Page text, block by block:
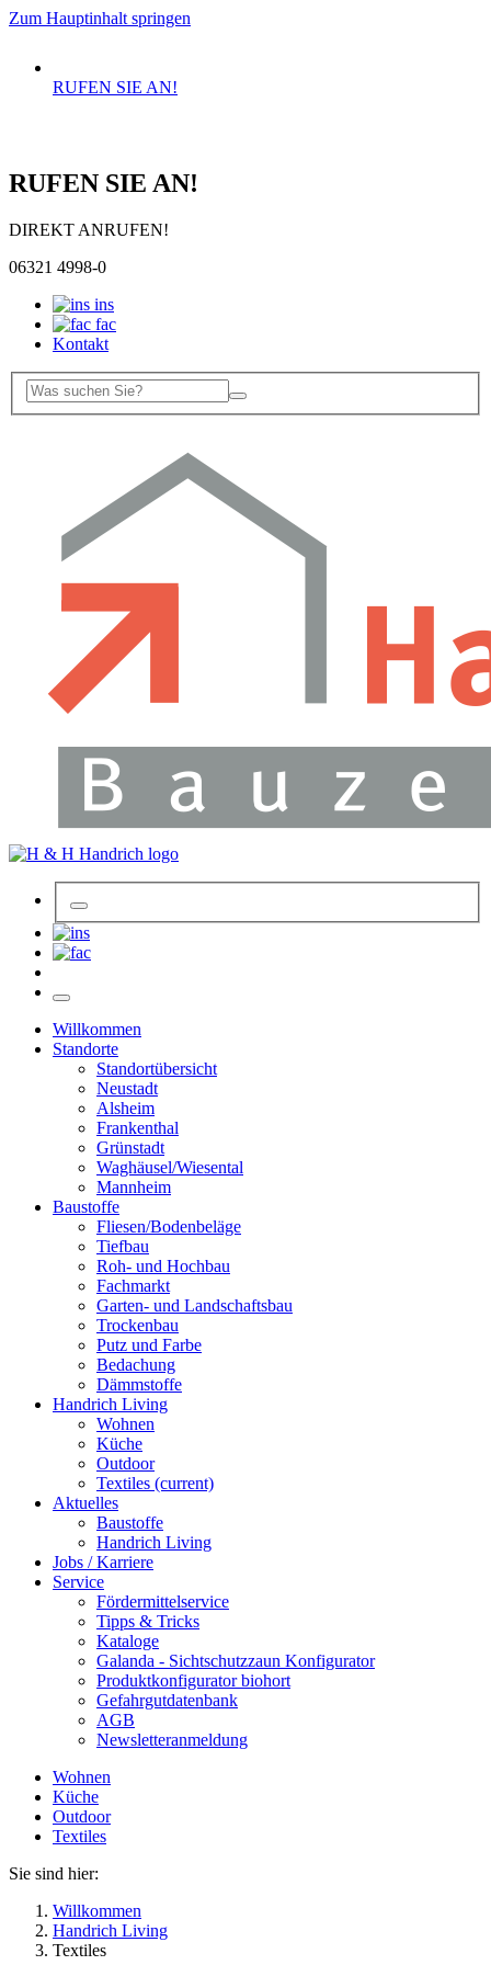
Zum Hauptinhalt springen
RUFEN SIE AN!
RUFEN SIE AN!
DIREKT ANRUFEN!
06321 4998-0
ins
fac
Kontakt
Willkommen
Standorte
Standortübersicht
Neustadt
Alsheim
Frankenthal
Grünstadt
Waghäusel/Wiesental
Mannheim
Baustoffe
Fliesen/Bodenbeläge
Tiefbau
Roh- und Hochbau
Fachmarkt
Garten- und Landschaftsbau
Trockenbau
Putz und Farbe
Bedachung
Dämmstoffe
Handrich Living
Wohnen
Küche
Outdoor
Textiles (current)
Aktuelles
Baustoffe
Handrich Living
Jobs / Karriere
Service
Fördermittelservice
Tipps & Tricks
Kataloge
Galanda - Sichtschutzzaun Konfigurator
Produktkonfigurator biohort
Gefahrgutdatenbank
AGB
Newsletteranmeldung
Wohnen
Küche
Outdoor
Textiles
Sie sind hier:
Willkommen
Handrich Living
Textiles